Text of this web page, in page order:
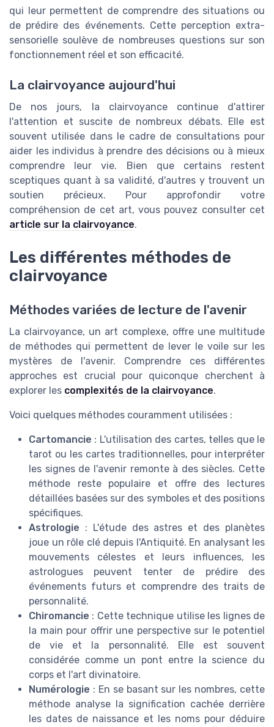
qui leur permettent de comprendre des situations ou
de prédire des événements. Cette perception extra-
sensorielle soulève de nombreuses questions sur son
fonctionnement réel et son efficacité.
La clairvoyance aujourd'hui
De nos jours, la clairvoyance continue d'attirer
l'attention et suscite de nombreux débats. Elle est
souvent utilisée dans le cadre de consultations pour
aider les individus à prendre des décisions ou à mieux
comprendre leur vie. Bien que certains restent
sceptiques quant à sa validité, d'autres y trouvent un
soutien précieux. Pour approfondir votre
compréhension de cet art, vous pouvez consulter cet
article sur la clairvoyance.
Les différentes méthodes de
clairvoyance
Méthodes variées de lecture de l'avenir
La clairvoyance, un art complexe, offre une multitude
de méthodes qui permettent de lever le voile sur les
mystères de l'avenir. Comprendre ces différentes
approches est crucial pour quiconque cherchent à
explorer les complexités de la clairvoyance.
Voici quelques méthodes couramment utilisées :
Cartomancie : L'utilisation des cartes, telles que le
tarot ou les cartes traditionnelles, pour interpréter
les signes de l'avenir remonte à des siècles. Cette
méthode reste populaire et offre des lectures
détaillées basées sur des symboles et des positions
spécifiques.
Astrologie : L'étude des astres et des planètes
joue un rôle clé depuis l'Antiquité. En analysant les
mouvements célestes et leurs influences, les
astrologues peuvent tenter de prédire des
événements futurs et comprendre des traits de
personnalité.
Chiromancie : Cette technique utilise les lignes de
la main pour offrir une perspective sur le potentiel
de vie et la personnalité. Elle est souvent
considérée comme un pont entre la science du
corps et l'art divinatoire.
Numérologie : En se basant sur les nombres, cette
méthode analyse la signification cachée derrière
les dates de naissance et les noms pour déduire